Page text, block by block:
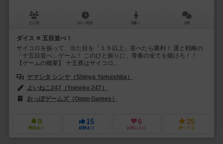
2人用 10～30分 8歳～ 2件
ダイス ✕ 五目並べ！
サイコロを振って、出た目を「１５以上」並べたら勝利！ 運と戦略の
「十五目並べ」ゲーム！ このひと振りに、青春の全てを賭けろ！！
【ゲームの概要】 十五賽はサイコロ...
ヤマシタ シンヤ（Shinya Yamashita）
よいねこ247（Yoineko 247）
おっぽゲームズ（Oppo Games）
9
興味あり
15
経験あり
6
お気に入り
25
持ってる